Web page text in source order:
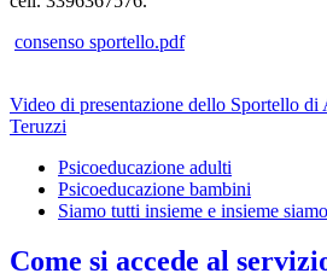
consenso sportello.pdf
Video di presentazione dello Sportello di
Teruzzi
Psicoeducazione adulti
Psicoeducazione bambini
Siamo tutti insieme e insieme
Come si accede al